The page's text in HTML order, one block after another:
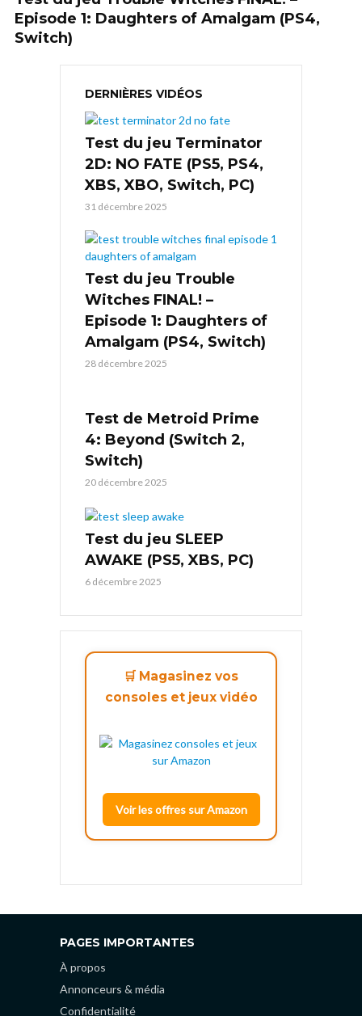
Episode 1: Daughters of Amalgam (PS4,
Switch)
DERNIÈRES VIDÉOS
Test du jeu Terminator
2D: NO FATE (PS5, PS4,
XBS, XBO, Switch, PC)
31 décembre 2025
Test du jeu Trouble
Witches FINAL! –
Episode 1: Daughters of
Amalgam (PS4, Switch)
28 décembre 2025
Test de Metroid Prime
4: Beyond (Switch 2,
Switch)
20 décembre 2025
Test du jeu SLEEP
AWAKE (PS5, XBS, PC)
6 décembre 2025
🛒 Magasinez vos
consoles et jeux vidéo
Voir les offres sur Amazon
PAGES IMPORTANTES
À propos
Annonceurs & média
Confidentialité